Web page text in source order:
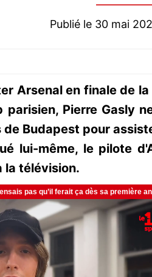
Publié le 30 mai
Arsenal en finale de la
Pierre Gasly
Budapest pour
lui-même, le pilote
la télévision.